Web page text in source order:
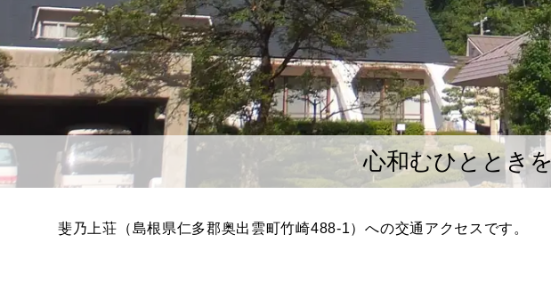
心和むひととき
斐乃上荘（島根県仁多郡奥出雲町竹崎488-1）への交通アクセスです。